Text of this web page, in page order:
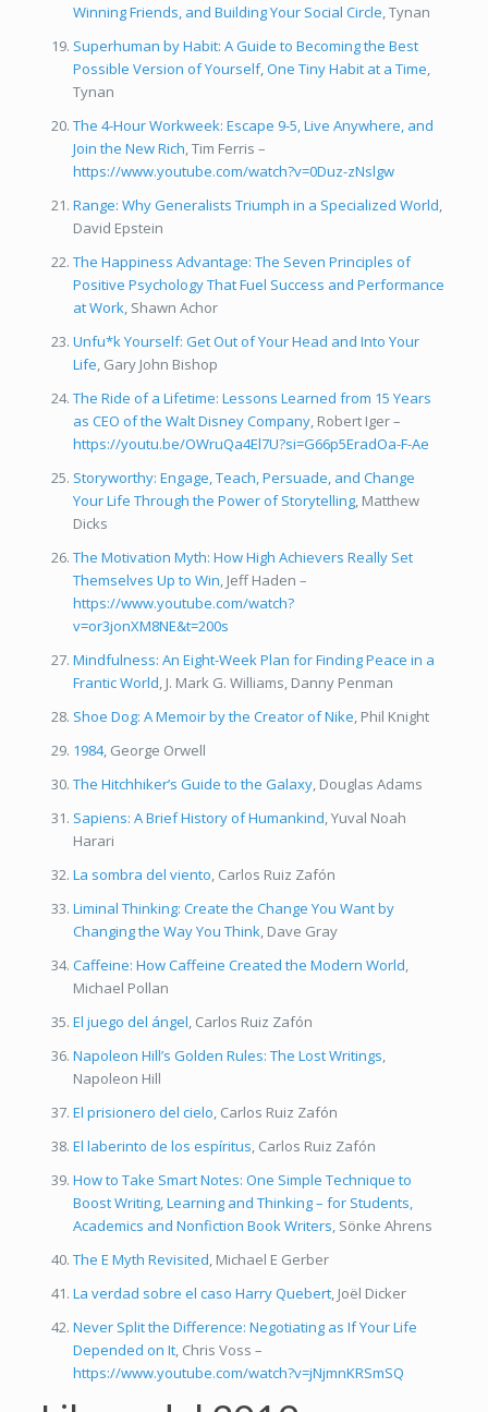
Winning Friends, and Building Your Social Circle , Tynan
Superhuman by Habit: A Guide to Becoming the Best
Possible Version of Yourself, One Tiny Habit at a Time
Tynan
The 4-Hour Workweek: Escape 9-5, Live Anywhere, and
Join the New Rich , Tim Ferris –
https://www.youtube.com/watch?v=0Duz-zNslgw
Range: Why Generalists Triumph in a Specialized World
David Epstein
The Happiness Advantage: The Seven Principles of
Positive Psychology That Fuel Success and Performance
at Work , Shawn Achor
Unfu*k Yourself: Get Out of Your Head and Into Your
Life , Gary John Bishop
The Ride of a Lifetime: Lessons Learned from 15 Years
as CEO of the Walt Disney Company, Robert Iger –
https://youtu.be/OWruQa4El7U?si=G66p5EradOa-F-Ae
Storyworthy: Engage, Teach, Persuade, and Change
Your Life Through the Power of Storytelling, Matthew
Dicks
The Motivation Myth: How High Achievers Really Set
Themselves Up to Win , Jeff Haden –
https://www.youtube.com/watch?
v=or3jonXM8NE&t=200s
Mindfulness: An Eight-Week Plan for Finding Peace in a
Frantic World , J. Mark G. Williams, Danny Penman
Shoe Dog: A Memoir by the Creator of Nike , Phil Knight
1984, George Orwell
The Hitchhiker’s Guide to the Galaxy, Douglas Adams
Sapiens: A Brief History of Humankind , Yuval Noah
Harari
La sombra del viento , Carlos Ruiz Zafón
Liminal Thinking: Create the Change You Want by
Changing the Way You Think , Dave Gray
Caffeine: How Caffeine Created the Modern World
Michael Pollan
El juego del ángel , Carlos Ruiz Zafón
Napoleon Hill’s Golden Rules: The Lost Writings
Napoleon Hill
El prisionero del cielo , Carlos Ruiz Zafón
El laberinto de los espíritus , Carlos Ruiz Zafón
How to Take Smart Notes: One Simple Technique to
Boost Writing, Learning and Thinking – for Students,
Academics and Nonfiction Book Writers , Sönke Ahrens
The E Myth Revisited , Michael E Gerber
La verdad sobre el caso Harry Quebert, Joël Dicker
Never Split the Difference: Negotiating as If Your Life
Depended on It, Chris Voss –
https://www.youtube.com/watch?v=jNjmnKRSmSQ